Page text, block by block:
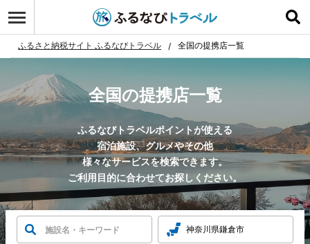
ふるさと納税サイト ふるなびトラベル 全国の提携店一覧
全国の提携店一覧
ふるなびトラベルポイントが使える
宿泊施設、グルメやその他
様々なサービスを検索できます。
ご利用目的に合わせてお探しください。
神奈川県鎌倉市